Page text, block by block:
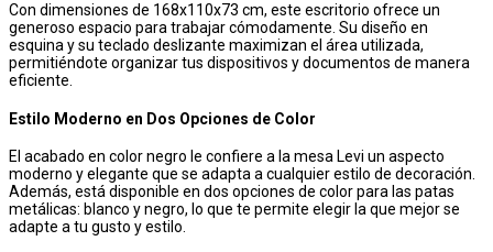
Con dimensiones de 168x110x73 cm, este escritorio ofrece un
generoso espacio para trabajar cómodamente. Su diseño en
esquina y su teclado deslizante maximizan el área utilizada,
permitiéndote organizar tus dispositivos y documentos de manera
eficiente.
Estilo Moderno en Dos Opciones de Color
El acabado en color negro le confiere a la mesa Levi un aspecto
moderno y elegante que se adapta a cualquier estilo de decoración.
Además, está disponible en dos opciones de color para las patas
metálicas: blanco y negro, lo que te permite elegir la que mejor se
adapte a tu gusto y estilo.